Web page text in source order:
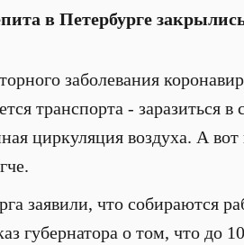
в Петербурге
заболевания
транспорта - заразиться
циркуляция воздуха. А
заявили, что собираются
губернатора о том, что до